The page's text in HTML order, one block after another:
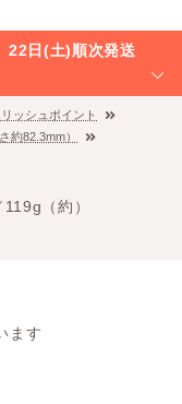
22日(土)順次発送
ッシュポイント
約82.3mm）
（約）
ます